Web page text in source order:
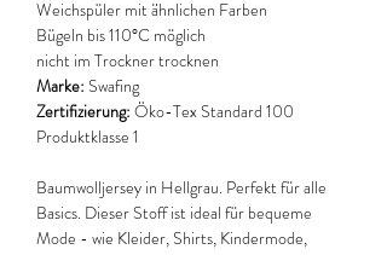
Weichspüler mit ähnlichen Farben
Bügeln bis 110°C möglich
nicht im Trockner trocknen
Marke: Swafing
Zertifizierung: Öko-Tex Standard 100
Produktklasse 1
Baumwolljersey in Hellgrau. Perfekt für alle
Basics. Dieser Stoff ist ideal für bequeme
Mode - wie Kleider, Shirts, Kindermode,